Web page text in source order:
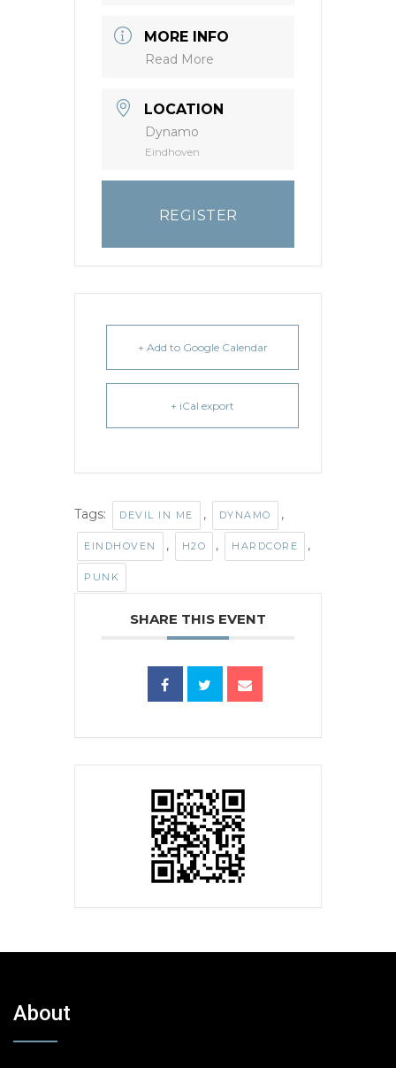
MORE INFO
Read More
LOCATION
Dynamo
Eindhoven
REGISTER
+ Add to Google Calendar
+ iCal export
Tags: DEVIL IN ME , DYNAMO ,
EINDHOVEN , H2O , HARDCORE ,
PUNK
SHARE THIS EVENT
About